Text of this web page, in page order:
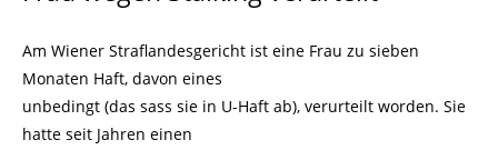
Am Wiener Straflandesgericht ist eine Frau zu sieben
Monaten Haft, davon eines
unbedingt (das sass sie in U-Haft ab), verurteilt worden. Sie
hatte seit Jahren einen